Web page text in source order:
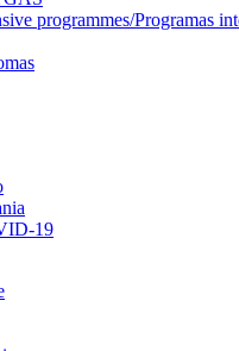
programmes/Programas
19